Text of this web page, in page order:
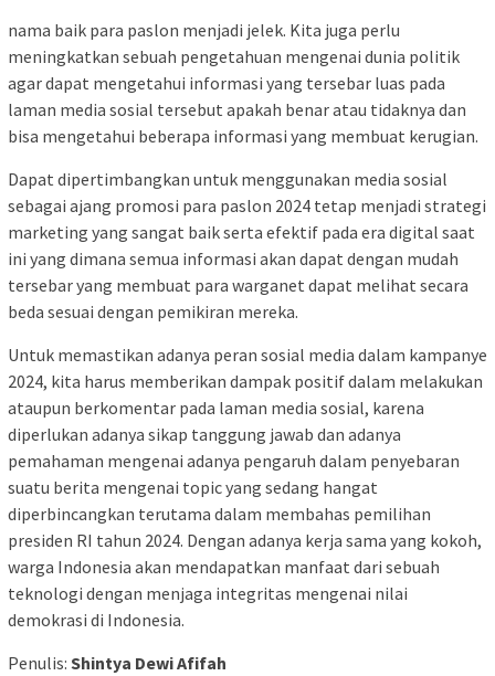
nama baik para paslon menjadi jelek. Kita juga perlu
meningkatkan sebuah pengetahuan mengenai dunia politik
agar dapat mengetahui informasi yang tersebar luas pada
laman media sosial tersebut apakah benar atau tidaknya dan
bisa mengetahui beberapa informasi yang membuat kerugian.
Dapat dipertimbangkan untuk menggunakan media sosial
sebagai ajang promosi para paslon 2024 tetap menjadi strategi
marketing yang sangat baik serta efektif pada era digital saat
ini yang dimana semua informasi akan dapat dengan mudah
tersebar yang membuat para warganet dapat melihat secara
beda sesuai dengan pemikiran mereka.
Untuk memastikan adanya peran sosial media dalam kampanye
2024, kita harus memberikan dampak positif dalam melakukan
ataupun berkomentar pada laman media sosial, karena
diperlukan adanya sikap tanggung jawab dan adanya
pemahaman mengenai adanya pengaruh dalam penyebaran
suatu berita mengenai topic yang sedang hangat
diperbincangkan terutama dalam membahas pemilihan
presiden RI tahun 2024. Dengan adanya kerja sama yang kokoh,
warga Indonesia akan mendapatkan manfaat dari sebuah
teknologi dengan menjaga integritas mengenai nilai
demokrasi di Indonesia.
Penulis: Shintya Dewi Afifah